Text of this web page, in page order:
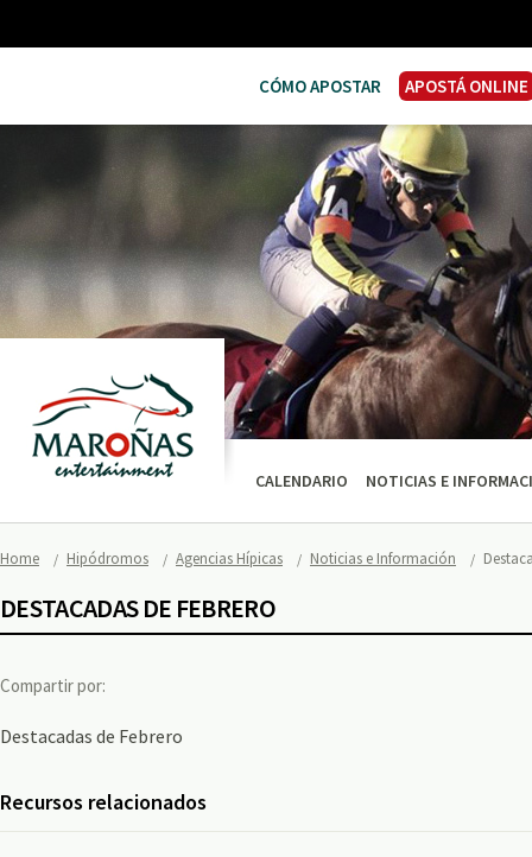
CÓMO APOSTAR APOSTÁ ONLINE
CALENDARIO NOTICIAS E
Home Hipódromos Agencias Hípicas Noticias e Información
DESTACADAS DE FEBRERO
Compartir por:
Destacadas de Febrero
Recursos relacionados